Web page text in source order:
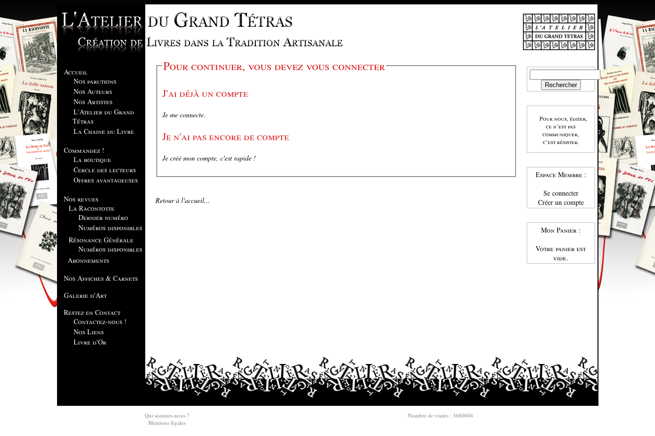
Accueil
Nos parutions
Nos Auteurs
Nos Artistes
L'Atelier du Grand
Tétras
La Chaine du Livre
Commandez !
La boutique
Cercle des lecteurs
Offres avantageuses
Nos revues
La Racontotte
Dernier numéro
Numéros disponibles
Résonance Générale
Numéros disponibles
Abonnements
Nos Affiches & Carnets
Galerie d'Art
Restez en Contact
Contactez-nous !
Nos Liens
Livre d'Or
Pour nous, éditer,
ce n’est pas
communiquer,
c’est résister.
Espace Membre :
Se connecter
Créer un compte
Mon Panier :
Votre panier est
vide.
Pour continuer, vous devez vous connecter
J'ai déjà un compte
Je me connecte.
Je n'ai pas encore de compte
Je créé mon compte, c'est rapide !
Retour à l'accueil...
Qui sommes-nous ?
Mentions légales
Nombre de visites : 3680604